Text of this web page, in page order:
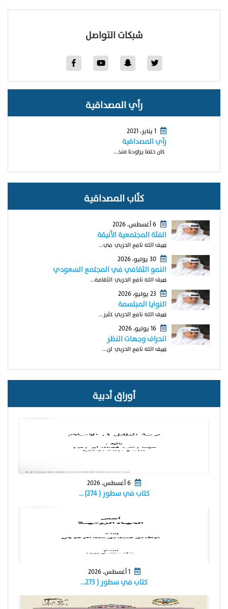
شبكات التواصل
رأي المصداقية
1 يناير، 2021
رآي المصداقية
كان حلما يراودنا منذ...
كتّاب المصداقية
6 أغسطس، 2026
الفئة المجتمعية الأنيقة
ضيف الله نافع الحربي في...
30 يوليو، 2026
النمو الثقافي في المجتمع السعودي
ضيف الله نافع الحربي الثقافة...
النوايا المبتسمة
ضيف الله نافع الحربي كثير...
16 يوليو، 2026
انحراف وجهات النظر
ضيف الله نافع الحربي لن...
أوراق أدبية
كتاب في سطور ( ٢٧٤) …
1 أغسطس، 2026
كتاب في سطور ( ٢٧٣…